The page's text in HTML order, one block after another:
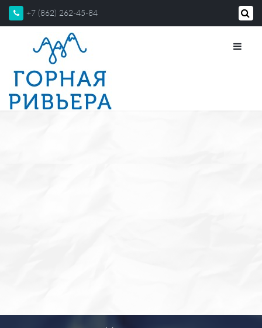
+7 (862) 262-45-84